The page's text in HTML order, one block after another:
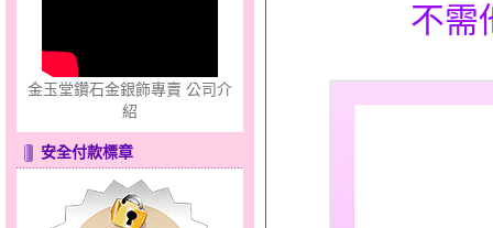
幸福祈願～金銀鋼套鍊
金玉堂鑽石金銀飾專賣 公司介
紹
安全付款標章
不需